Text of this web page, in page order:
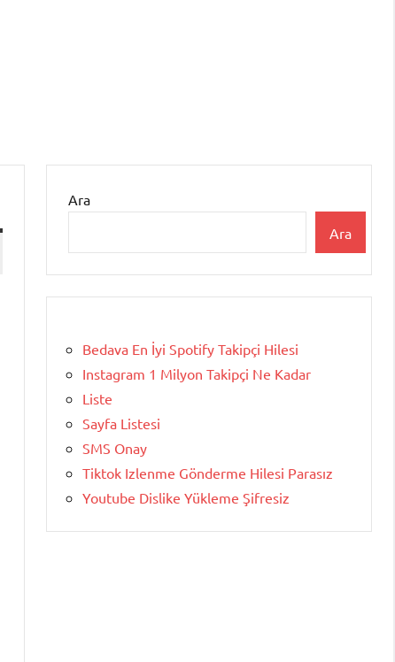
Ara
Ara
Bedava En İyi Spotify Takipçi Hilesi
Instagram 1 Milyon Takipçi Ne Kadar
Liste
Sayfa Listesi
SMS Onay
Tiktok Izlenme Gönderme Hilesi Parasız
Youtube Dislike Yükleme Şifresiz